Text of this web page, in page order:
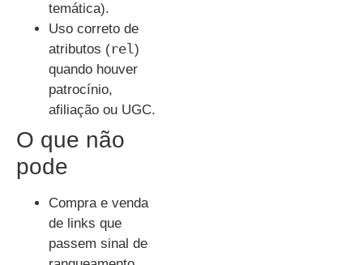
temática).
Uso correto de
atributos (rel)
quando houver
patrocínio,
afiliação ou UGC.
O que não
pode
Compra e venda
de links que
passem sinal de